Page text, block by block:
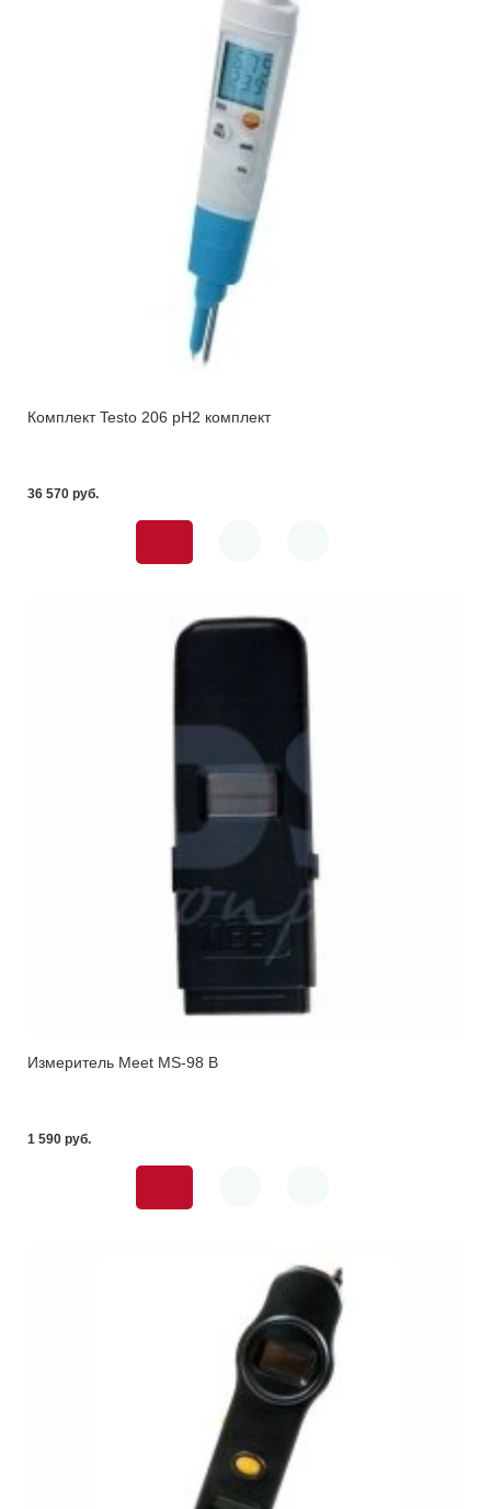
Комплект Testo 206 pH2 комплект
36 570 pуб.
Измеритель Meet MS-98 B
1 590 pуб.